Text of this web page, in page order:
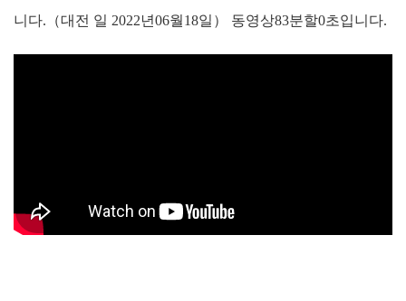
니다.（대전 일 2022년06월18일） 동영상83분할0초입니다.